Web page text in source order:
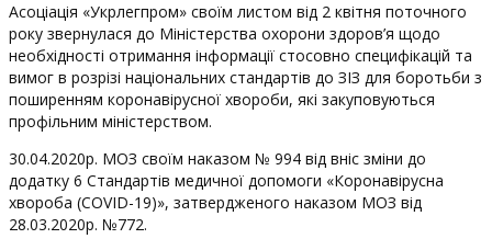
Асоціація «Укрлегпром» своїм листом від 2 квітня поточного
року звернулася до Міністерства охорони здоров’я щодо
необхідності отримання інформації стосовно специфікацій та
вимог в розрізі національних стандартів до ЗІЗ для боротьби з
поширенням коронавірусної хвороби, які закуповуються
профільним міністерством.
30.04.2020р. МОЗ своїм наказом № 994 від вніс зміни до
додатку 6 Стандартів медичної допомоги «Коронавірусна
хвороба (COVID-19)», затвердженого наказом МОЗ від
28.03.2020р. №772.